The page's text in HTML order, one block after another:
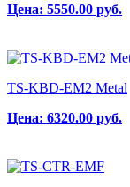
Цена: 5550.00 руб.
TS-KBD-EM2 Metal
Цена: 6320.00 руб.